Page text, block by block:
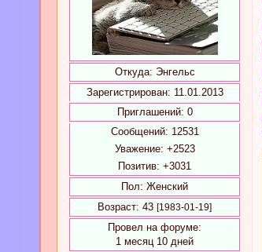
Откуда: Энгельс
Зарегистрирован: 11.01.2013
Приглашений: 0
Сообщений: 12531
Уважение: +2523
Позитив: +3031
Пол: Женский
Возраст: 43 [1983-01-19]
Провел на форуме:
1 месяц 10 дней